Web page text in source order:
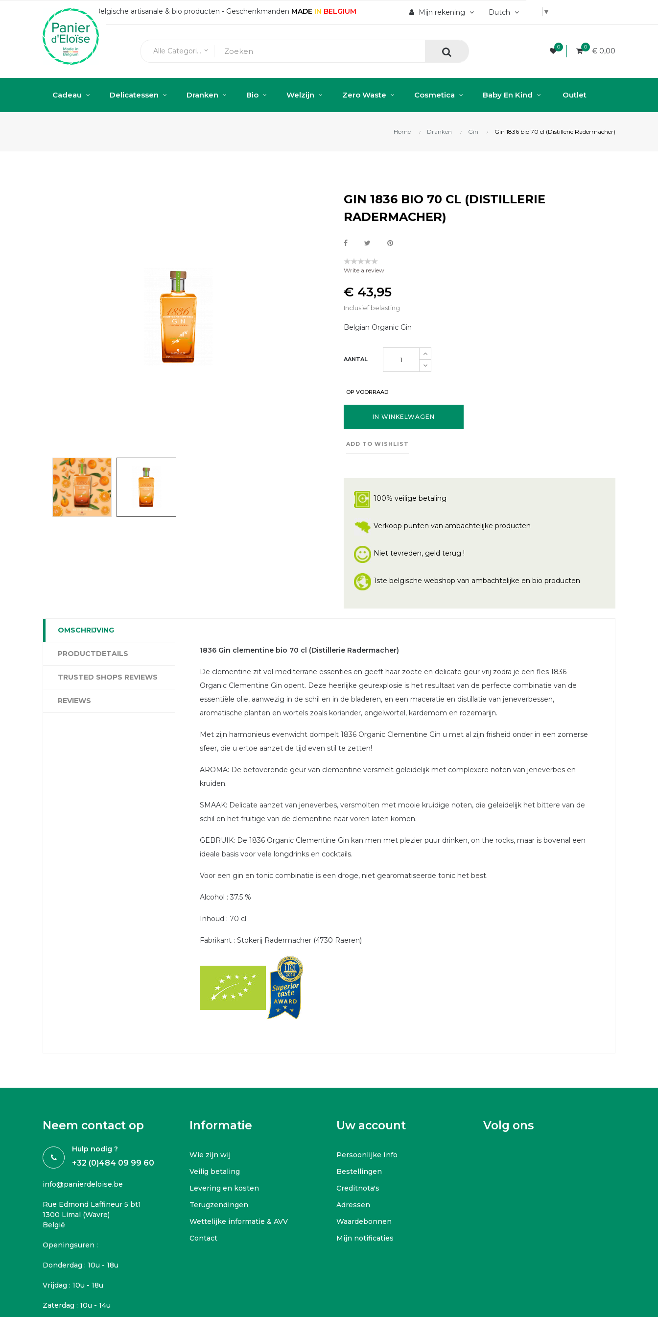
Belgische artisanale & bio producten - Geschenkmanden MADE IN BELGIUM Dutch
Mijn rekening ▼
Alle Categorieën keyboard_arrow_down
0 0 € 0,00
Cadeau Delicatessen Dranken Bio Welzijn Zero Waste Cosmetica Baby En Kind Outlet
Home Dranken Gin Gin 1836 bio 70 cl (Distillerie Radermacher)
GIN 1836 BIO 70 CL (DISTILLERIE
RADERMACHER)
Write a review
€ 43,95
Inclusief belasting
Belgian Organic Gin
AANTAL
OP VOORRAAD
IN WINKELWAGEN
ADD TO WISHLIST
100% veilige betaling
Verkoop punten van ambachtelijke producten
Niet tevreden, geld terug !
1ste belgische webshop van ambachtelijke en bio producten
OMSCHRIJVING
PRODUCTDETAILS
TRUSTED SHOPS REVIEWS
REVIEWS
1836 Gin clementine bio 70 cl (Distillerie Radermacher)
De clementine zit vol mediterrane essenties en geeft haar zoete en delicate geur vrij zodra je een fles 1836
Organic Clementine Gin opent. Deze heerlijke geurexplosie is het resultaat van de perfecte combinatie van de
essentiële olie, aanwezig in de schil en in de bladeren, en een maceratie en distillatie van jeneverbessen,
aromatische planten en wortels zoals koriander, engelwortel, kardemom en rozemarijn.
Met zijn harmonieus evenwicht dompelt 1836 Organic Clementine Gin u met al zijn frisheid onder in een zomerse
sfeer, die u ertoe aanzet de tijd even stil te zetten!
AROMA: De betoverende geur van clementine versmelt geleidelijk met complexere noten van jeneverbes en
kruiden.
SMAAK: Delicate aanzet van jeneverbes, versmolten met mooie kruidige noten, die geleidelijk het bittere van de
schil en het fruitige van de clementine naar voren laten komen.
GEBRUIK: De 1836 Organic Clementine Gin kan men met plezier puur drinken, on the rocks, maar is bovenal een
ideale basis voor vele longdrinks en cocktails.
Voor een gin en tonic combinatie is een droge, niet gearomatiseerde tonic het best.
Alcohol : 37.5 %
Inhoud : 70 cl
Fabrikant : Stokerij Radermacher (4730 Raeren)
Neem contact op
Hulp nodig ?
+32 (0)484 09 99 60
info@panierdeloise.be
Rue Edmond Laffineur 5 bt1
1300 Limal (Wavre)
België
Openingsuren :
Donderdag : 10u - 18u
Vrijdag : 10u - 18u
Zaterdag : 10u - 14u
Informatie
Wie zijn wij
Veilig betaling
Levering en kosten
Terugzendingen
Wettelijke informatie & AVV
Contact
Uw account
Persoonlijke Info
Bestellingen
Creditnota's
Adressen
Waardebonnen
Mijn notificaties
Volg ons